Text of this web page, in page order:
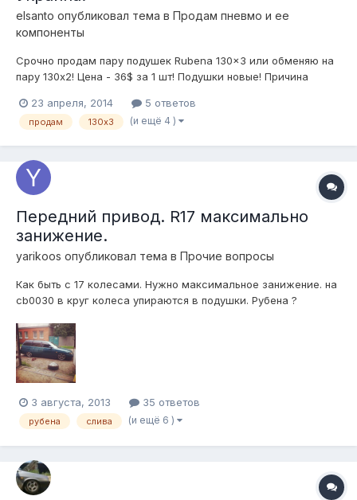
elsanto опубликовал тема в Продам пневмо и ее
компоненты
Срочно продам пару подушек Rubena 130x3 или обменяю на
пару 130х2! Цена - 36$ за 1 шт! Подушки новые! Причина
23 апреля, 2014
5 ответов
продам 130х3 (и ещё 4 )
Передний привод. R17 максимально
занижение.
yarikoos опубликовал тема в Прочие вопросы
Как быть с 17 колесами. Нужно максимальное занижение. на
cb0030 в круг колеса упираются в подушки. Рубена ?
3 августа, 2013 35 ответов
рубена слива (и ещё 6 )